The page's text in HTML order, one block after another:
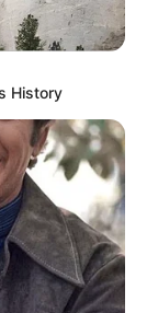
History